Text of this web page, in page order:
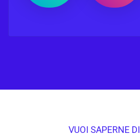
VUOI SAPERNE